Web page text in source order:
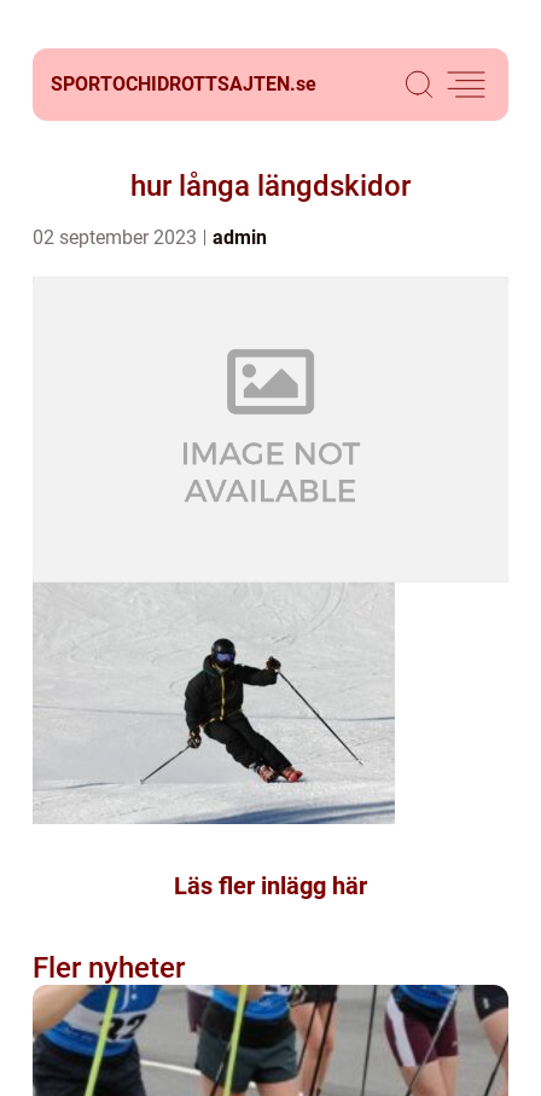
SPORTOCHIDROTTSAJTEN.se
hur långa längdskidor
02 september 2023 admin
Läs fler inlägg här
Fler nyheter